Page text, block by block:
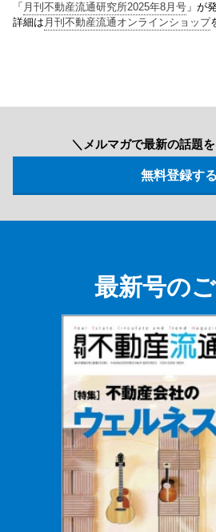
「 月刊不動産流通研究所2025年8月号 」が
詳細は 月刊不動産流通オンラインショップ
＼メルマガで最新の話題
最新号の